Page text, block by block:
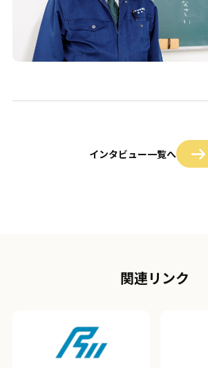
インタビュー一覧へ
関連リンク